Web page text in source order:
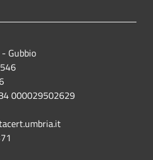
Gubbio
000029502629